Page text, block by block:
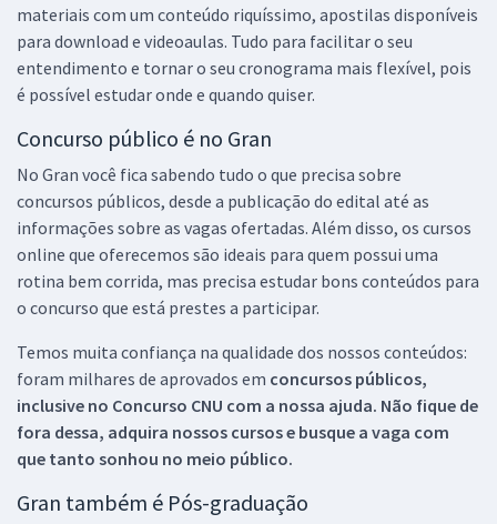
materiais com um conteúdo riquíssimo, apostilas disponíveis
para download e videoaulas. Tudo para facilitar o seu
entendimento e tornar o seu cronograma mais flexível, pois
é possível estudar onde e quando quiser.
Concurso público é no Gran
No Gran você fica sabendo tudo o que precisa sobre
concursos públicos, desde a publicação do edital até as
informações sobre as vagas ofertadas. Além disso, os cursos
online que oferecemos são ideais para quem possui uma
rotina bem corrida, mas precisa estudar bons conteúdos para
o concurso que está prestes a participar.
Temos muita confiança na qualidade dos nossos conteúdos:
foram milhares de aprovados em concursos públicos,
inclusive no Concurso CNU com a nossa ajuda. Não fique de
fora dessa, adquira nossos cursos e busque a vaga com
que tanto sonhou no meio público.
Gran também é Pós-graduação